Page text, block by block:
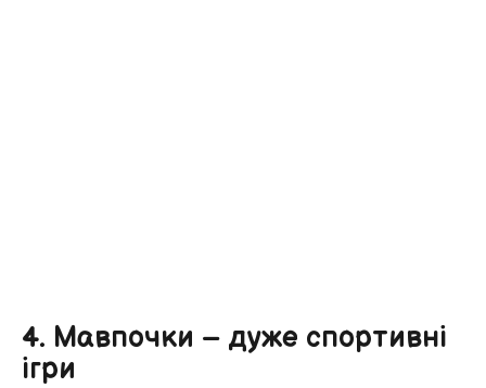
4. Мавпочки – дуже спортивні
ігри